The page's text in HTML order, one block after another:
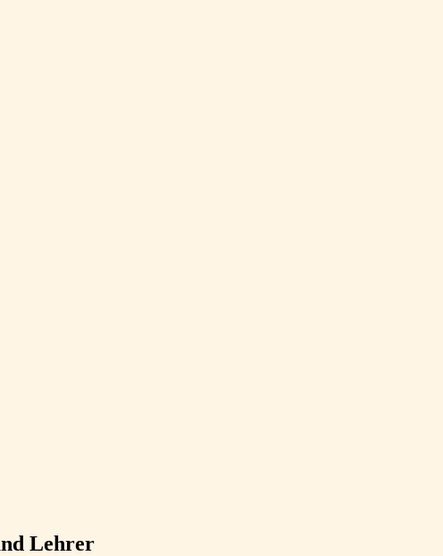
Lehrer